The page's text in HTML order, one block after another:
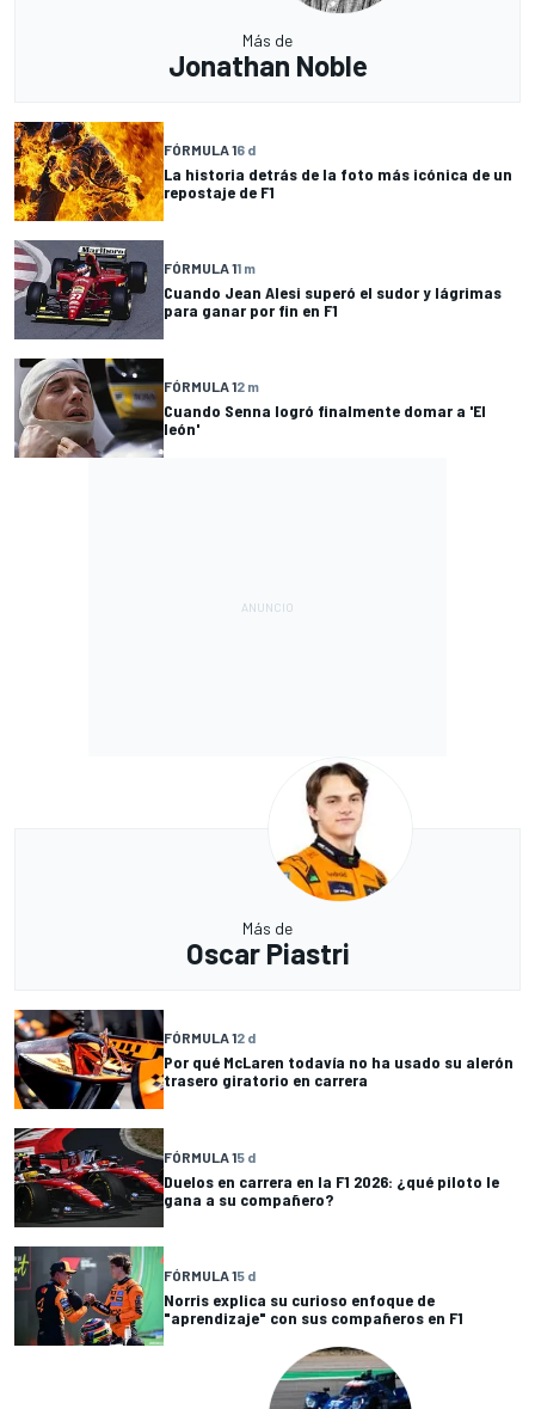
Más de
Jonathan Noble
FÓRMULA 16 d
La historia detrás de la foto más icónica de un
repostaje de F1
FÓRMULA 11 m
Cuando Jean Alesi superó el sudor y lágrimas
para ganar por fin en F1
FÓRMULA 12 m
Cuando Senna logró finalmente domar a 'El
león'
Más de
Oscar Piastri
FÓRMULA 12 d
Por qué McLaren todavía no ha usado su alerón
trasero giratorio en carrera
FÓRMULA 15 d
Duelos en carrera en la F1 2026: ¿qué piloto le
gana a su compañero?
FÓRMULA 15 d
Norris explica su curioso enfoque de
"aprendizaje" con sus compañeros en F1